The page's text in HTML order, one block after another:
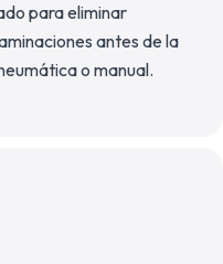
para eliminar
antes de la
o manual.